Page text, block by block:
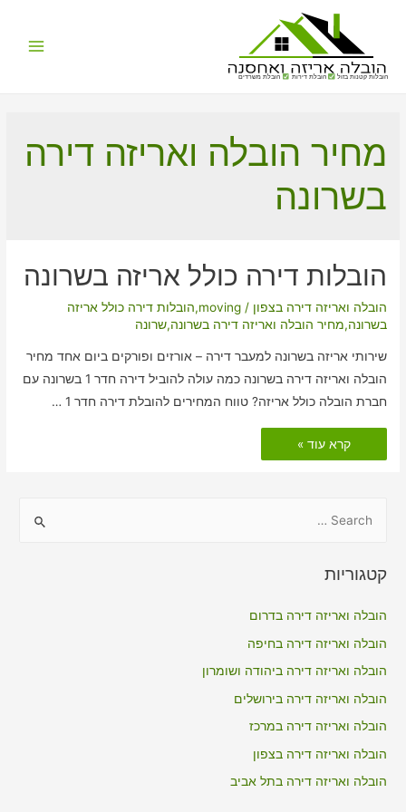
הובלות קטנות בזול הובלת דירות הובלת משרדים
מחיר הובלה ואריזה דירה
בשרונה
הובלות דירה כולל אריזה בשרונה
הובלה ואריזה דירה בצפון /
moving
,הובלות דירה כולל אריזה
בשרונה,מחיר הובלה ואריזה דירה בשרונה,שרונה
שירותי אריזה בשרונה למעבר דירה – אורזים ופורקים ביום אחד מחיר
הובלה ואריזה דירה בשרונה כמה עולה להוביל דירה חדר 1 בשרונה עם
חברת הובלה כולל אריזה? טווח המחירים להובלת דירה חדר 1 …
הובלות
דירה
כולל
קרא עוד »
r
o
r
:
קטגוריות
הובלה ואריזה דירה בדרום
הובלה ואריזה דירה בחיפה
הובלה ואריזה דירה ביהודה ושומרון
הובלה ואריזה דירה בירושלים
הובלה ואריזה דירה במרכז
הובלה ואריזה דירה בצפון
הובלה ואריזה דירה בתל אביב